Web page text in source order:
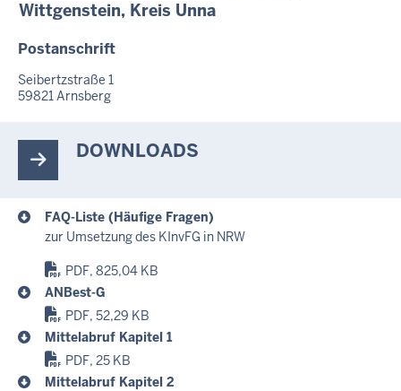
Wittgenstein, Kreis Unna
Postanschrift
Seibertzstraße 1
59821 Arnsberg
DOWNLOADS
FAQ-Liste (Häufige Fragen)
zur Umsetzung des KInvFG in NRW
PDF, 825,04 KB
ANBest-G
PDF, 52,29 KB
Mittelabruf Kapitel 1
PDF, 25 KB
Mittelabruf Kapitel 2